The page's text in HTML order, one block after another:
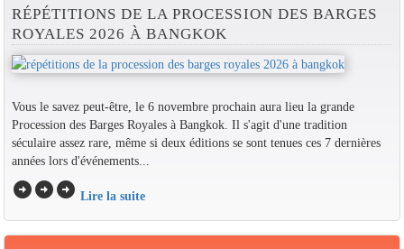
RÉPÉTITIONS DE LA PROCESSION DES BARGES
ROYALES 2026 À BANGKOK
Vous le savez peut-être, le 6 novembre prochain aura lieu la grande
Procession des Barges Royales à Bangkok. Il s'agit d'une tradition
séculaire assez rare, même si deux éditions se sont tenues ces 7 dernières
années lors d'événements...
arrow_circle_rightarrow_circle_rightarrow_circle_right Lire la suite